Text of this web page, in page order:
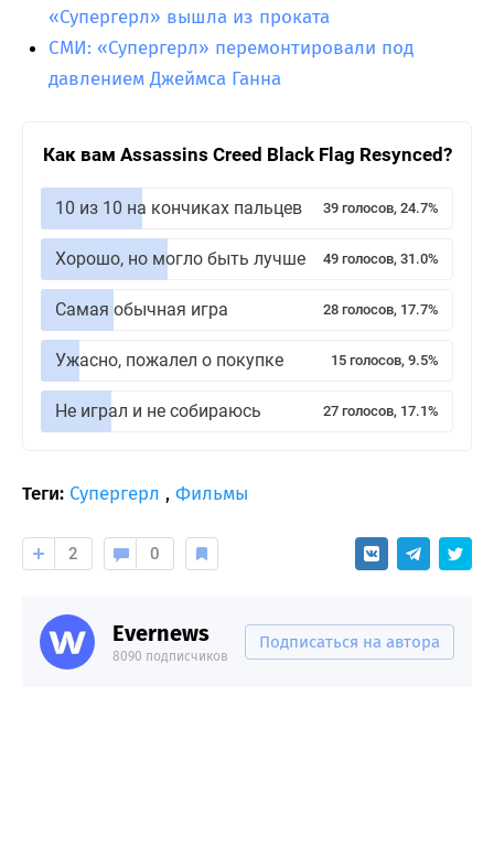
«Супергерл» вышла из проката
СМИ: «Супергерл» перемонтировали под
давлением Джеймса Ганна
Как вам Assassins Creed Black Flag Resynced?
10 из 10 на кончиках пальцев 39 голосов, 24.7%
Хорошо, но могло быть лучше 49 голосов, 31.0%
Самая обычная игра 28 голосов, 17.7%
Ужасно, пожалел о покупке 15 голосов, 9.5%
Не играл и не собираюсь 27 голосов, 17.1%
Теги: Супергерл , Фильмы
2 0
Evernews
8090 подписчиков
Подписаться на автора